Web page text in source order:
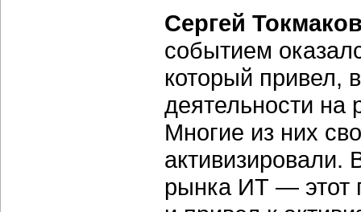
Сергей
событием
который привел,
деятельности на
Многие из них
активизировали.
рынка ИТ — этот